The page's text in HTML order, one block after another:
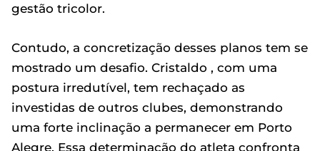
gestão tricolor.
Contudo, a concretização desses planos tem se
mostrado um desafio. Cristaldo , com uma
postura irredutível, tem rechaçado as
investidas de outros clubes, demonstrando
uma forte inclinação a permanecer em Porto
Alegre. Essa determinação do atleta confronta